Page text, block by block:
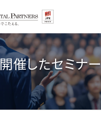
催したセミナー